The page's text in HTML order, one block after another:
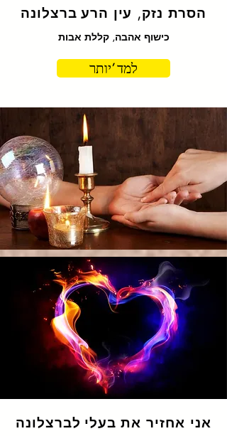
הסרת נזק, עין הרע ברצלונה
כישוף אהבה, קללת אבות
למד 'יותר
אני אחזיר את בעלי לברצלונה